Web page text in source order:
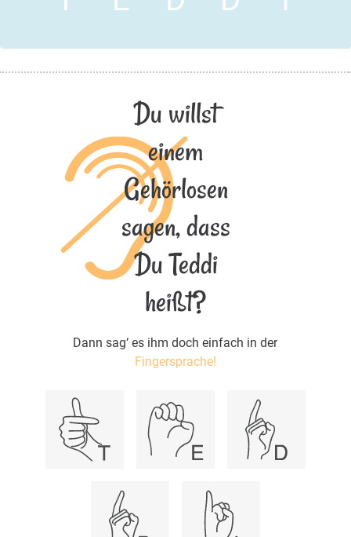
Du willst
einem
Gehörlosen
sagen, dass
Du Teddi
heißt?
Dann sag‘ es ihm doch einfach in der
Fingersprache!